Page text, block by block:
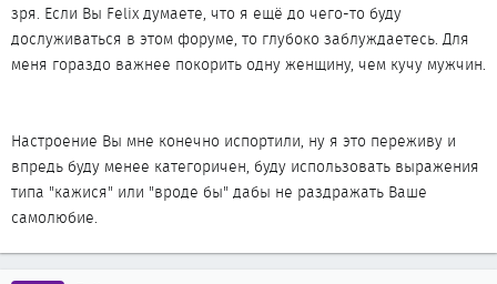
зря. Если Вы Felix думаете, что я ещё до чего-то буду
дослуживаться в этом форуме, то глубоко заблуждаетесь. Для
меня гораздо важнее покорить одну женщину, чем кучу мужчин.
Настроение Вы мне конечно испортили, ну я это переживу и
впредь буду менее категоричен, буду использовать выражения
типа "кажися" или "вроде бы" дабы не раздражать Ваше
самолюбие.